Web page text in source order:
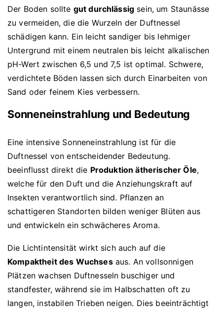
Der Boden sollte gut durchlässig sein, um Staunässe
zu vermeiden, die die Wurzeln der Duftnessel
schädigen kann. Ein leicht sandiger bis lehmiger
Untergrund mit einem neutralen bis leicht alkalischen
pH-Wert zwischen 6,5 und 7,5 ist optimal. Schwere,
verdichtete Böden lassen sich durch Einarbeiten von
Sand oder feinem Kies verbessern.
Sonneneinstrahlung und Bedeutung
Eine intensive Sonneneinstrahlung ist für die
Duftnessel von entscheidender Bedeutung.
beeinflusst direkt die Produktion ätherischer Öle,
welche für den Duft und die Anziehungskraft auf
Insekten verantwortlich sind. Pflanzen an
schattigeren Standorten bilden weniger Blüten aus
und entwickeln ein schwächeres Aroma.
Die Lichtintensität wirkt sich auch auf die
Kompaktheit des Wuchsesaus. An vollsonnigen
Plätzen wachsen Duftnesseln buschiger und
standfester, während sie im Halbschatten oft zu
langen, instabilen Trieben neigen. Dies beeinträchtigt